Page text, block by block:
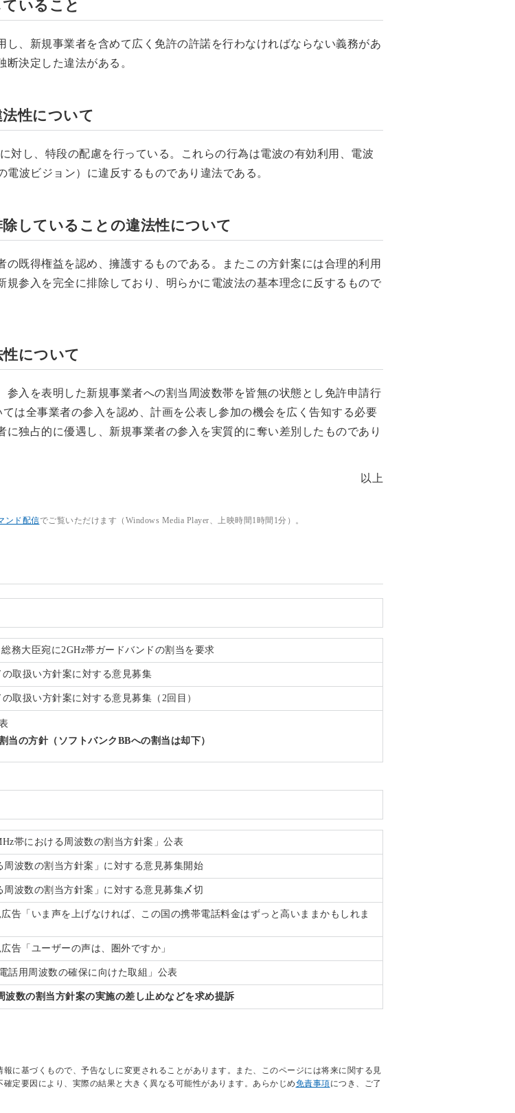
いること
、新規事業者を含めて広く免許の許諾を行わなければならない義務があ
決定した違法がある。
性について
対し、特段の配慮を行っている。これらの行為は電波の有効利用、電波
波ビジョン）に違反するものであり違法である。
していることの違法性について
既得権益を認め、擁護するものである。またこの方針案には合理的利用
参入を完全に排除しており、明らかに電波法の基本理念に反するもので
について
入を表明した新規事業者への割当周波数帯を皆無の状態とし免許申請行
は全事業者の参入を認め、計画を公表し参加の機会を広く告知する必要
独占的に優遇し、新規事業者の参入を実質的に奪い差別したものであり
以上
ンド配信でご覧いただけます（Windows Media Player、上映時間1時間1分）。
務大臣宛に2GHz帯ガードバンドの割当を要求
取扱い方針案に対する意見募集
取扱い方針案に対する意見募集（2回目）
当の方針（ソフトバンクBBへの割当は却下）
帯における周波数の割当方針案」公表
周波数の割当方針案」に対する意見募集開始
周波数の割当方針案」に対する意見募集〆切
告「いま声を上げなければ、この国の携帯電話料金はずっと高いままかもしれま
告「ユーザーの声は、圏外ですか」
話用周波数の確保に向けた取組」公表
波数の割当方針案の実施の差し止めなどを求め提訴
に基づくもので、予告なしに変更されることがあります。また、このページには将来に関する見
定要因により、実際の結果と大きく異なる可能性があります。あらかじめ免責事項につき、ご了